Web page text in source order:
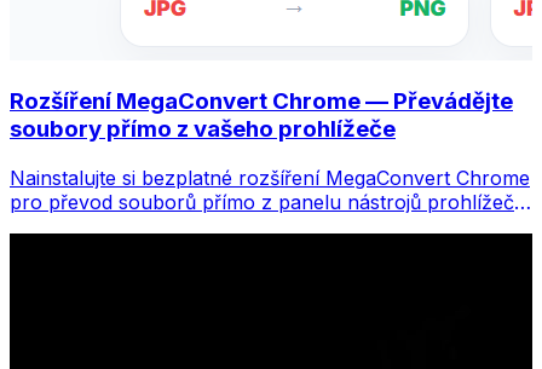
Rozšíření MegaConvert Chrome — Převádějte
soubory přímo z vašeho prohlížeče
Nainstalujte si bezplatné rozšíření MegaConvert Chrome
pro převod souborů přímo z panelu nástrojů prohlížeče.